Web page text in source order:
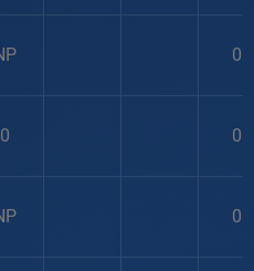
0
0 0
0